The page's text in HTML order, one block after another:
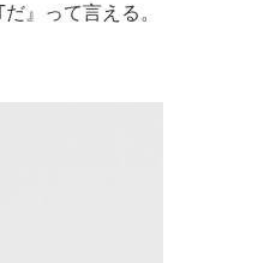
』って言える。